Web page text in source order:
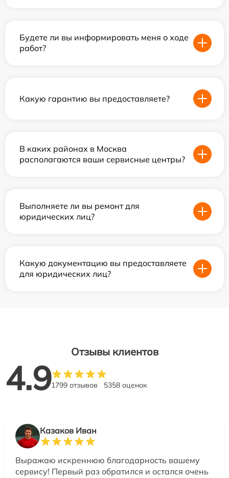
Будете ли вы информировать меня о ходе
работ?
Какую гарантию вы предоставляете?
В каких районах в Москва
располагаются ваши сервисные центры?
Выполняете ли вы ремонт для
юридических лиц?
Какую документацию вы предоставляете
для юридических лиц?
Отзывы клиентов
4.91799 отзывов 5358 оценок
Казаков Иван
Выражаю искреннюю благодарность вашему
сервису! Первый раз обратился и остался очень